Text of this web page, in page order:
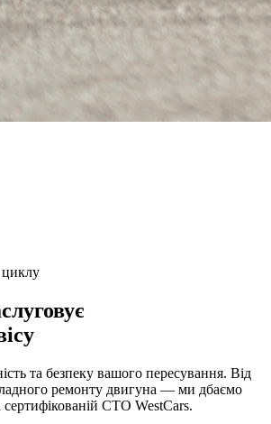
циклу
та безпеку вашого пересування. Від
ремонту двигуна — ми дбаємо
СТО WestCars.